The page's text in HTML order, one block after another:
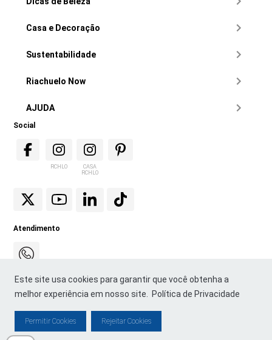
Este site usa cookies para garantir que você obtenha a
melhor experiência em nosso site. Política de Privacidade
Permitir Cookies Rejeitar Cookies
Casa e Decoração
Sustentabilidade
Riachuelo Now
AJUDA
Social
RCHLO
CASA
RCHLO
Atendimento